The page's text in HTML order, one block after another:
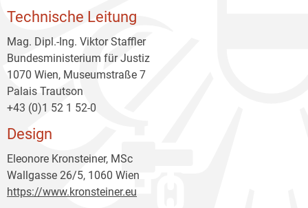
Technische Leitung
Mag. Dipl.-Ing. Viktor Staffler
Bundesministerium für Justiz
1070 Wien, Museumstraße 7
Palais Trautson
+43 (0)1 52 1 52-0
Design
Eleonore Kronsteiner, MSc
Wallgasse 26/5, 1060 Wien
https://www.kronsteiner.eu